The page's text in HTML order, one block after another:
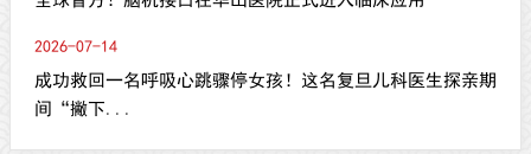
2026-07-14
成功救回一名呼吸心跳骤停女孩！这名复旦儿科医生探亲期
间“撇下...